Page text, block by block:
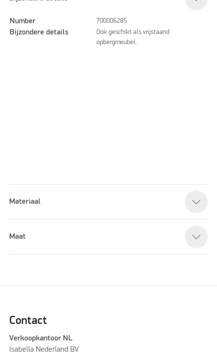
Number 700006285
Bijzondere details
Ook geschikt als vrijstaand
opbergmeubel.
Please accept marketing cookies to watch this video
Materiaal
Maat
Contact
Verkoopkantoor NL
Isabella Nederland BV